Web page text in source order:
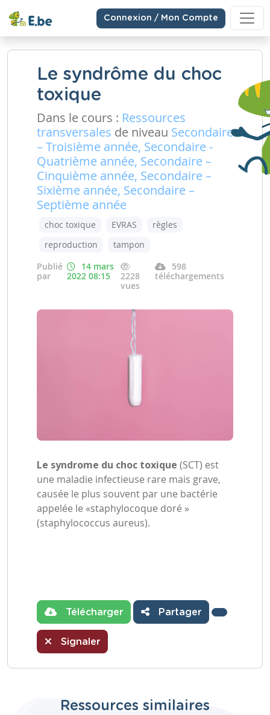
Connexion / Mon Compte
Le syndrôme du choc
toxique
Dans le cours : Ressources
transversales de niveau Secondaire
– Troisième année, Secondaire -
Quatrième année, Secondaire –
Cinquième année, Secondaire –
Sixième année, Secondaire –
Septième année
choc toxique EVRAS
règles
reproduction
tampon
Publié
par
14 mars
2022 08:15
2228
vues
598
téléchargements
Le syndrome du choc toxique (SCT) est
une maladie infectieuse rare mais grave,
causée le plus souvent par une bactérie
appelée le «staphylocoque doré »
(staphylococcus aureus).
Télécharger Partager
Signaler
Ressources similaires